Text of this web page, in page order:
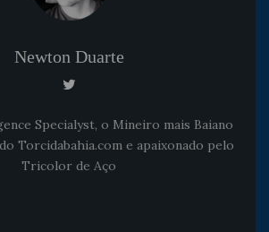
Newton Duarte
Specialyst, o Mineiro mais Baiano
Torcidabahia.com e apaixonado pelo
Tricolor de Aço